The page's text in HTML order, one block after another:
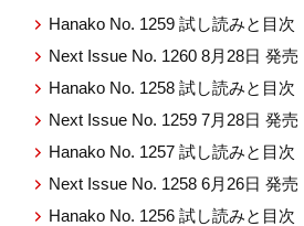
Hanako No. 1259 試し読みと目次
Next Issue No. 1260 8月28日 発売
Hanako No. 1258 試し読みと目次
Next Issue No. 1259 7月28日 発売
Hanako No. 1257 試し読みと目次
Next Issue No. 1258 6月26日 発売
Hanako No. 1256 試し読みと目次